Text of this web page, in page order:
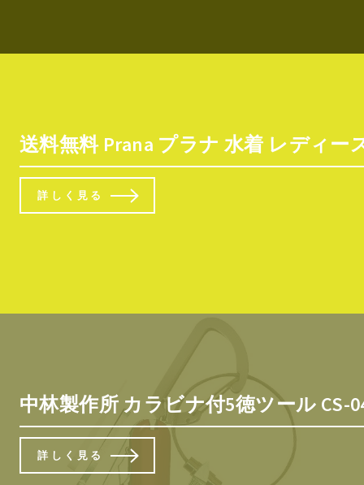
送料無料 Prana プラナ 水着 レディー
詳しく見る
中林製作所 カラビナ付5徳ツール
詳しく見る